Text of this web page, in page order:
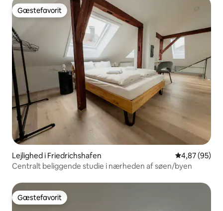
Gæstefavorit
Gæstefavorit
Lejlighed i Friedrichshafen 4,87 ud af 5 i
4,87 (95)
Centralt beliggende studie i nærheden af søen/byen
Gæstefavorit
Gæstefavorit